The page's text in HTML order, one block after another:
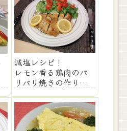
減塩レシピ！
レモン香る鶏肉のパ
リパリ焼きの作り